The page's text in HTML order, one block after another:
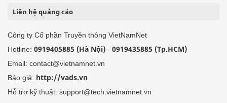
Liên hệ quảng cáo
Công ty Cổ phần Truyền thông VietNamNet
Hotline: 0919405885 (Hà Nội) - 0919435885 (Tp.HCM)
Email: contact@vietnamnet.vn
Báo giá: http://vads.vn
Hỗ trợ kỹ thuật: support@tech.vietnamnet.vn